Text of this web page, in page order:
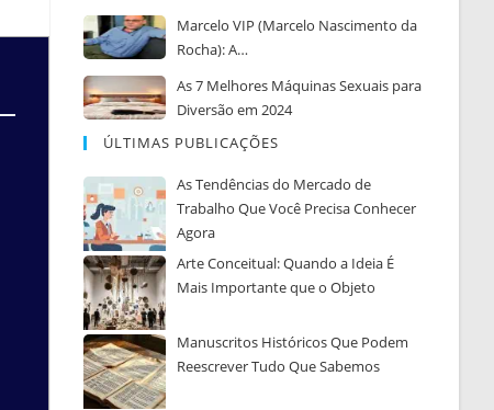
Marcelo VIP (Marcelo Nascimento da
Rocha): A…
As 7 Melhores Máquinas Sexuais para
Diversão em 2024
ÚLTIMAS PUBLICAÇÕES
As Tendências do Mercado de
Trabalho Que Você Precisa Conhecer
Agora
Arte Conceitual: Quando a Ideia É
Mais Importante que o Objeto
Manuscritos Históricos Que Podem
Reescrever Tudo Que Sabemos